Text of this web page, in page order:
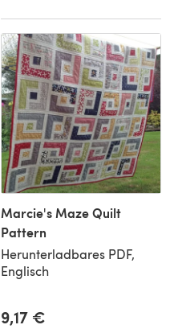
Marcie's Maze Quilt
Pattern
Herunterladbares PDF,
Englisch
9,17 €